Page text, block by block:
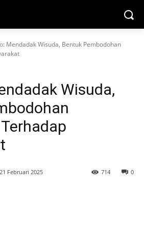
Mendadak Wisuda, Bentuk Pembodohan
Wisuda,
Februari 2025 0
714